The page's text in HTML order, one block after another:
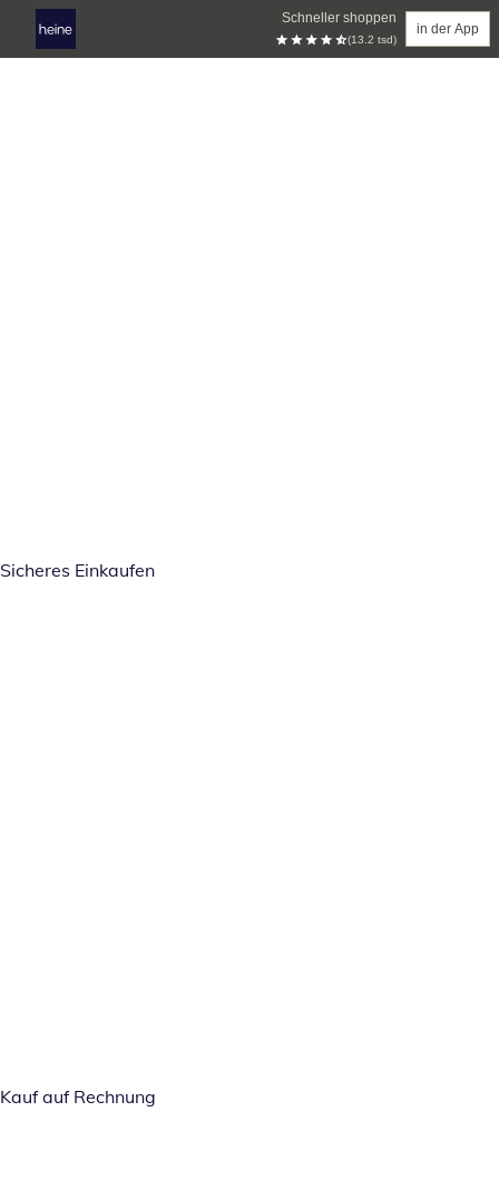
Schneller shoppen
(13.2 tsd)
in der App
Sicheres Einkaufen
Kauf auf Rechnung